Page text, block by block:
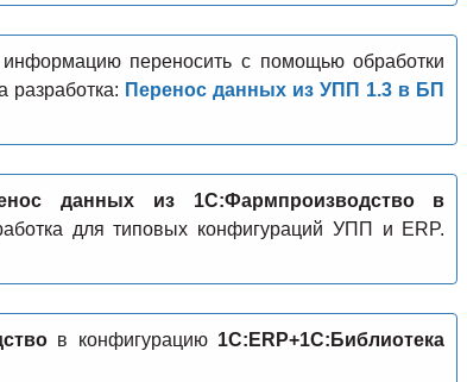
переносить с помощью обработки
Перенос данных из УПП 1.3 в БП
данных из 1С:Фармпроизводство в
для типовых конфигураций УПП и ERP.
в конфигурацию 1С:ERP+1С:Библиотека